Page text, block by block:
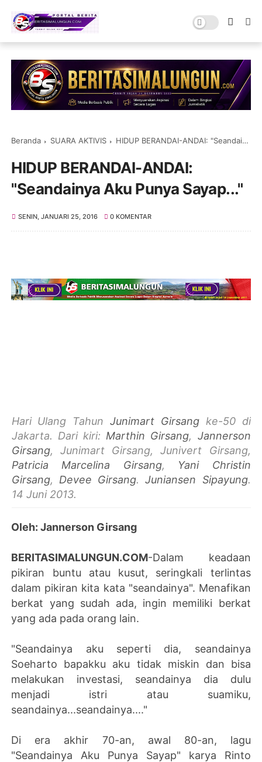
Beranda SUARA AKTIVIS HIDUP BERANDAI-ANDAI: "Seandainya Aku Punya Sayap..."
HIDUP BERANDAI-ANDAI:
"Seandainya Aku Punya Sayap..."
SENIN, JANUARI 25, 2016 0 KOMENTAR
Hari Ulang Tahun Junimart Girsangke-50 di
Jakarta. Dari kiri: Marthin Girsang, Jannerson
Girsang, Junimart Girsang, Junivert Girsang,
Patricia Marcelina Girsang, Yani Christin
Girsang, Devee Girsang.Juniansen Sipayung.
14 Juni 2013.
Oleh: Jannerson Girsang
BERITASIMALUNGUN.COM-Dalam keadaan
pikiran buntu atau kusut, seringkali terlintas
dalam pikiran kita kata "seandainya". Menafikan
berkat yang sudah ada, ingin memiliki berkat
yang ada pada orang lain.
"Seandainya aku seperti dia, seandainya
Soeharto bapakku aku tidak miskin dan bisa
melakukan investasi, seandainya dia dulu
menjadi istri atau suamiku,
seandainya...seandainya...."
Di era akhir 70-an, awal 80-an, lagu
"Seandainya Aku Punya Sayap" karya Rinto